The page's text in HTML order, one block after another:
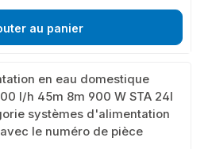
au panier